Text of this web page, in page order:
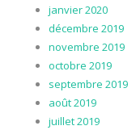
janvier 2020
décembre 2019
novembre 2019
octobre 2019
septembre 2019
août 2019
juillet 2019